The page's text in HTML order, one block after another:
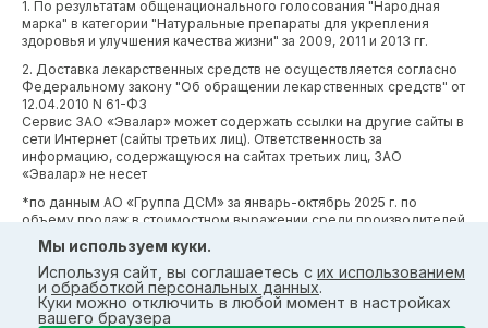
1. По результатам общенационального голосования "Народная
марка" в категории "Натуральные препараты для укрепления
здоровья и улучшения качества жизни" за 2009, 2011 и 2013 гг.
2. Доставка лекарственных средств не осуществляется согласно
Федеральному закону "Об обращении лекарственных средств" от
12.04.2010 N 61-ФЗ
Сервис ЗАО «Эвалар» может содержать ссылки на другие сайты в
сети Интернет (сайты третьих лиц). Ответственность за
информацию, содержащуюся на сайтах третьих лиц, ЗАО
«Эвалар» не несет
*по данным АО «Группа ДСМ» за январь-октябрь 2025 г. по
объему продаж в стоимостном выражении среди производителей
БАД (без учета СТМ) БАД (без учета СТМ).
*Производственные процессы и системы менеджмента ЗАО
«Эвалар» сертифицированы в соответствии с требованиями
международных сертификатов GMP, ISO, HACCP
Мы используем куки.
Используя сайт, вы соглашаетесь с их использованием
и обработкой персональных данных.
Куки можно отключить в любой момент в настройках
вашего браузера